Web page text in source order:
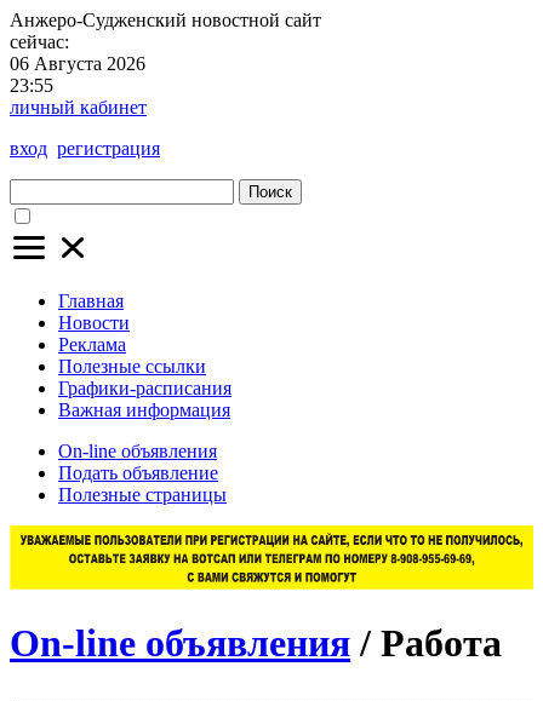
Анжеро-Судженский новостной сайт
сейчас:
06 Августа 2026
23:55
личный кабинет
вход регистрация
Поиск
Главная
Новости
Реклама
Полезные ссылки
Графики-расписания
Важная информация
On-line объявления
Подать объявление
Полезные страницы
On-line объявления / Работа